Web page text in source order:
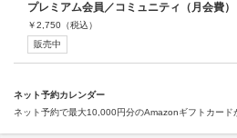
プレミアム会員／コミュニティ（月会費）
￥2,750 （税込）
販売中
ネット予約カレンダー
ネット予約で最大10,000円分のAmazonギフトカード